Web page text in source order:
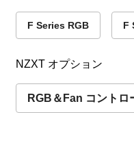
F Series RGB F
NZXT オプション
RGB＆Fan コントロ